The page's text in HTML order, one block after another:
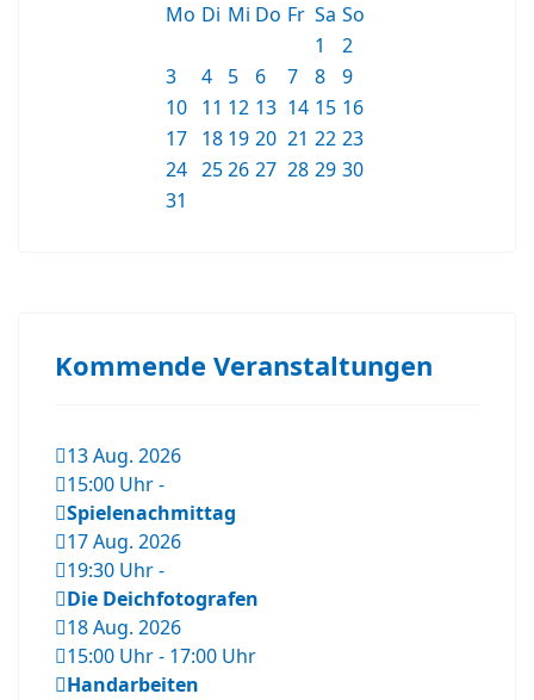
Mo Di Mi Do Fr Sa So
1
2
3
4 5 6 7 8
9
10
11 12 13 14 15 16
17
18 19 20 21 22 23
24 25 26 27 28 29 30
31
Kommende Veranstaltungen
13 Aug. 2026
15:00 Uhr-
Spielenachmittag
17 Aug. 2026
19:30 Uhr-
Die Deichfotografen
18 Aug. 2026
15:00 Uhr- 17:00 Uhr
Handarbeiten